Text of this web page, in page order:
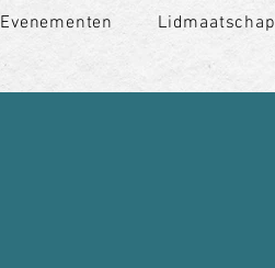
Evenementen Lidmaatschap